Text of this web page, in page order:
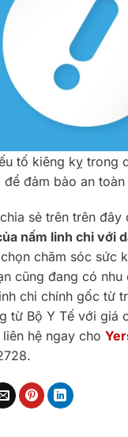
tố kiêng kỵ trong
để đảm bảo an
sẻ trên trên đây
nấm linh chi với
chăm sóc sức
cũng đang có nhu
chi chính gốc từ
từ Bộ Y Tế với giá
hệ ngay cho